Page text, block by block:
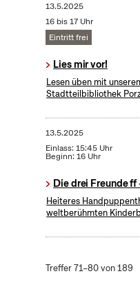
13.5.2025
16 bis 17 Uhr
Eintritt frei
Lies mir vor!
Lesen üben mit
Stadtteilbibliothek
13.5.2025
Einlass: 15:45 Uhr
Beginn: 16 Uhr
Die drei Freunde
Heiteres
weltberühmten
Treffer 71–80 von 189